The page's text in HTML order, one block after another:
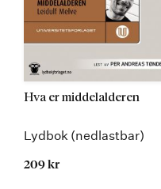
Hva er middelalderen
Lydbok (nedlastbar)
209 kr